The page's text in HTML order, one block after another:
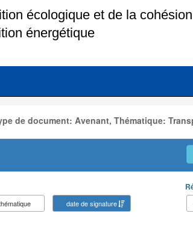
de document: Avenant, Thématique:
date de signature